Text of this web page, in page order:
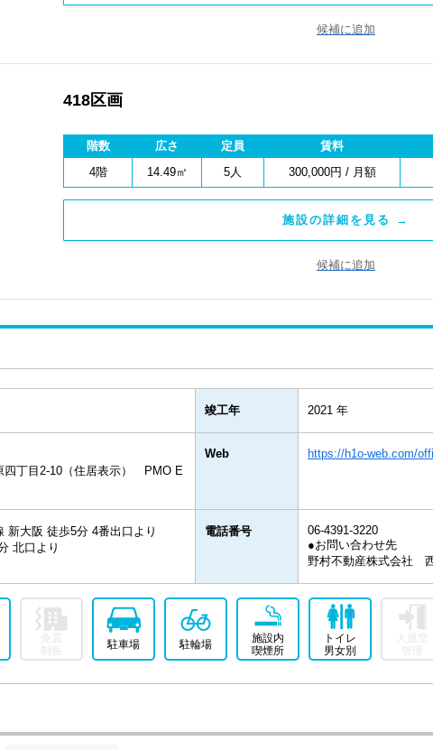
候補に追加
418区画
階数 広さ 定員 賃料
4階
14.49㎡ 5人 300,000円 / 月額
施設の詳細を見る →
候補に追加
竣工年 2021 年
四丁目2-10（住居表示） PMO E
Web https://h1o-web.com/
新大阪 徒歩5分 4番出口より
北口より
電話番号
06-4391-3220
●お問い合わせ先
野村不動産株式会社
免震
制振
駐車場 駐輪場
施設内
喫煙所
トイレ
男女別
入退室
管理